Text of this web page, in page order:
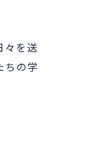
々を送
ちの学